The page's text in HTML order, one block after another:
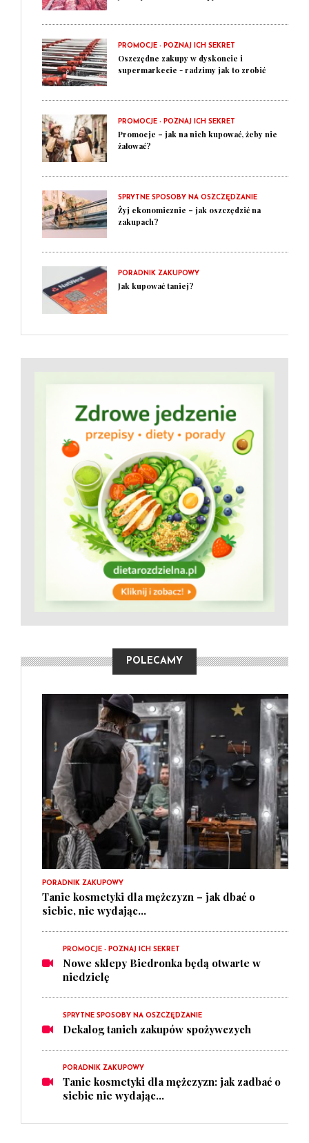
PROMOCJE - POZNAJ ICH SEKRET
Oszczędne zakupy w dyskoncie i
supermarkecie - radzimy jak to zrobić
PROMOCJE - POZNAJ ICH SEKRET
Promocje – jak na nich kupować, żeby nie
żałować?
SPRYTNE SPOSOBY NA OSZCZĘDZANIE
Żyj ekonomicznie – jak oszczędzić na
zakupach?
PORADNIK ZAKUPOWY
Jak kupować taniej?
POLECAMY
PORADNIK ZAKUPOWY
Tanie kosmetyki dla mężczyzn – jak dbać o
siebie, nie wydając...
PROMOCJE - POZNAJ ICH SEKRET
Nowe sklepy Biedronka będą otwarte w
niedzielę
SPRYTNE SPOSOBY NA OSZCZĘDZANIE
Dekalog tanich zakupów spożywczych
PORADNIK ZAKUPOWY
Tanie kosmetyki dla mężczyzn: jak zadbać o
siebie nie wydając...